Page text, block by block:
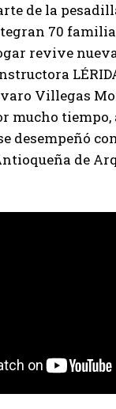
de la
70
revive
Villegas
mucho tiempo,
desempeñó
de